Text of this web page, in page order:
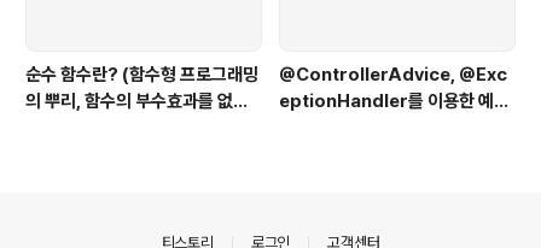
순수 함수란? (함수형 프로그래밍
의 뿌리, 함수의 부수효과를 없앤
@ControllerAdvice, @Exc
eptionHandler를 이용한 예외
티스토리 로그인 고객센터